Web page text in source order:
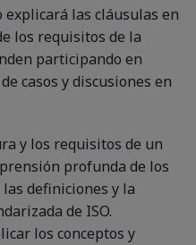
las cláusulas en
los requisitos de la
participando en
casos y discusiones en
y los requisitos de un
profunda de los
definiciones y la
de ISO.
los conceptos y